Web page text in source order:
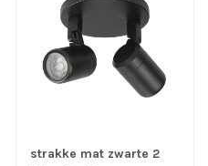
strakke mat zwarte 2